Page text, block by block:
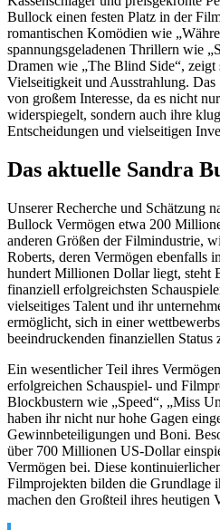
Bullock einen festen Platz in der
romantischen Komödien wie
spannungsgeladenen Thrillern wie
Dramen wie „The Blind Side“, zeigt
Vielseitigkeit und Ausstrahlung.
von großem Interesse, da es nicht
widerspiegelt, sondern auch ihre
Entscheidungen und vielseitigen
Das aktuelle Sandra
Unserer Recherche und Schätzung
Bullock Vermögen etwa 200
anderen Größen der Filmindustrie,
Roberts, deren Vermögen ebenfalls
hundert Millionen Dollar liegt, steht
finanziell erfolgreichsten
vielseitiges Talent und ihr
ermöglicht, sich in einer
beeindruckenden finanziellen Status
Ein wesentlicher Teil ihres
erfolgreichen Schauspiel- und
Blockbustern wie „Speed“, „Miss
haben ihr nicht nur hohe Gagen
Gewinnbeteiligungen und Boni.
über 700 Millionen US-Dollar
Vermögen bei. Diese
Filmprojekten bilden die Grundlage
machen den Großteil ihres heutigen